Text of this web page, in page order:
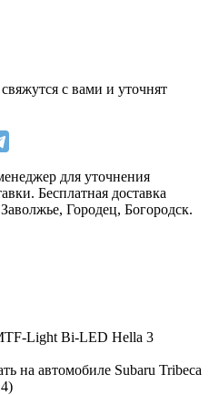
с вами и уточнят
для уточнения
Бесплатная доставка
Городец, Богородск.
Light Bi-LED Hella 3
на автомобиле Subaru Tribeca